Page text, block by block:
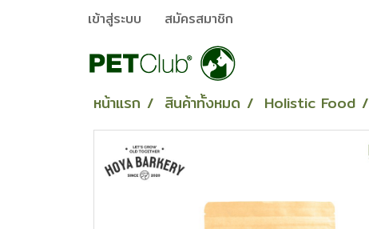
เข้าสู่ระบบ สมัครสมาชิก
หน้าแรก สินค้าทั้งหมด Holistic Food